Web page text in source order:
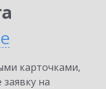
карточками,
на